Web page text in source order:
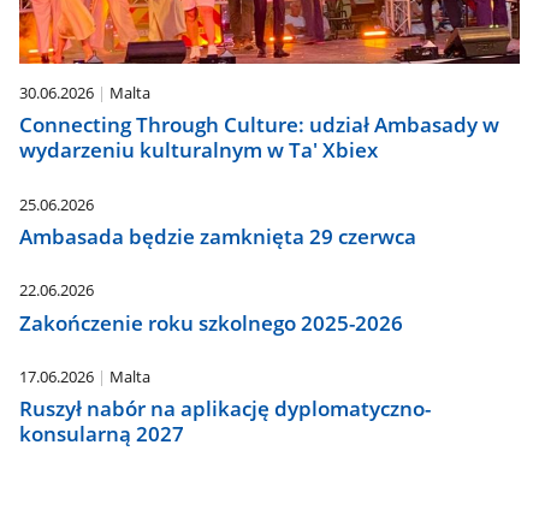
30.06.2026 Malta
Connecting Through Culture: udział Ambasady w
wydarzeniu kulturalnym w Ta' Xbiex
25.06.2026
Ambasada będzie zamknięta 29 czerwca
22.06.2026
Zakończenie roku szkolnego 2025-2026
17.06.2026 Malta
Ruszył nabór na aplikację dyplomatyczno-
konsularną 2027